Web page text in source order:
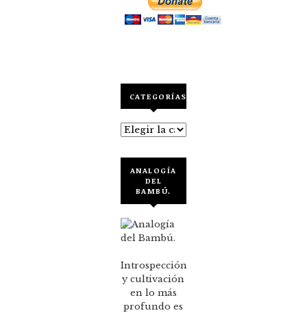
CATEGORÍAS
Categorías
ANALOGÍA
DEL
BAMBÚ.
Introspección
y cultivación
en lo más
profundo es